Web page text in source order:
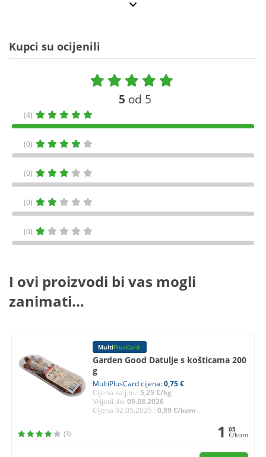
Kupci su ocijenili
5 od 5
(4)
(0)
(0)
(0)
(0)
I ovi proizvodi bi vas mogli
zanimati...
MultiPlusCard
Garden Good Datulje s košticama 200
g
MultiPlusCard cijena:0,75 €
Cijena za j.m.:5,25 €/kg
Vrijedi do:09.08.2026
Cijena 02.05.2025.:0,89 €/kom
(3) 1 05
€/kom